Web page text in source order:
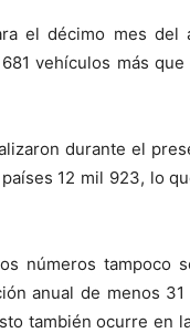
el décimo mes del
vehículos más
durante el
12 mil 923, lo
números tampoco
anual de menos
también ocurre en